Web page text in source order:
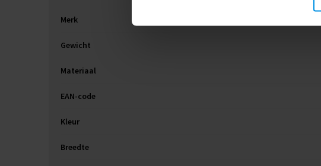
Merk
Gewicht
Materiaal
EAN-code
Kleur
Breedte